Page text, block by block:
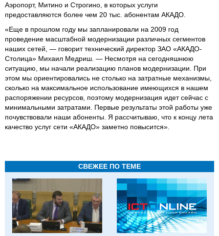
Аэропорт, Митино и Строгино, в которых услуги
предоставляются более чем 20 тыс. абонентам АКАДО.
«Еще в прошлом году мы запланировали на 2009 год
проведение масштабной модернизации различных сегментов
наших сетей, — говорит технический директор ЗАО «АКАДО-
Столица» Михаил Медриш. — Несмотря на сегодняшнюю
ситуацию, мы начали реализацию планов модернизации. При
этом мы ориентировались не столько на затратные механизмы,
сколько на максимальное использование имеющихся в нашем
распоряжении ресурсов, поэтому модернизация идет сейчас с
минимальными затратами. Первые результаты этой работы уже
почувствовали наши абоненты. Я рассчитываю, что к концу лета
качество услуг сети «АКАДО» заметно повысится».
СВЕЖЕЕ ПО ТЕМЕ